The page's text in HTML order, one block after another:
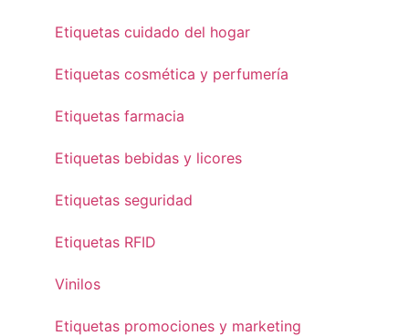
Etiquetas cuidado del hogar
Etiquetas cosmética y perfumería
Etiquetas farmacia
Etiquetas bebidas y licores
Etiquetas seguridad
Etiquetas RFID
Vinilos
Etiquetas promociones y marketing